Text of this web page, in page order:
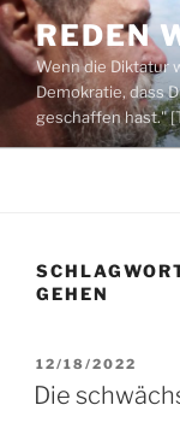
Zum
Inhalt
springen
REDEN
Wenn die Diktatur
Demokratie, dass
geschaffen hast."
EHEN
AM
12/18/2022
Die